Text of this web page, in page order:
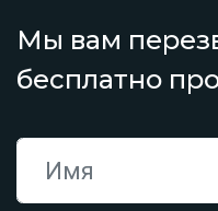
Мы вам
бесплатно